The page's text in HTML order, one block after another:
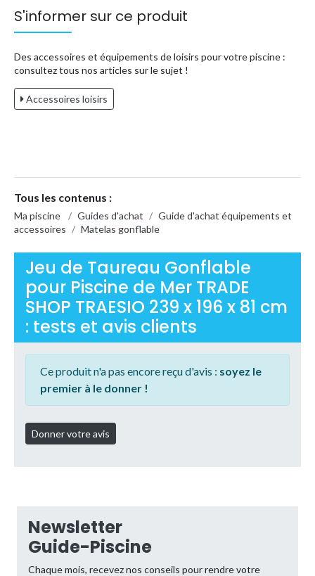
S'informer sur ce produit
Des accessoires et équipements de loisirs pour votre piscine :
consultez tous nos articles sur le sujet !
Accessoires loisirs
Tous les contenus :
Ma piscine / Guides d'achat / Guide d'achat équipements et
accessoires / Matelas gonflable
Jeu de Taureau Gonflable
pour Piscine de Mer TRADE
SHOP TRAESIO 239 x 196 x 81 cm
: tests et avis clients
Ce produit n'a pas encore reçu d'avis : soyez le
premier à le donner !
Newsletter
Guide-Piscine
Chaque mois, recevez nos conseils pour rendre votre